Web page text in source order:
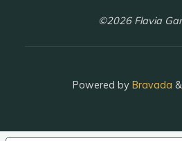
©2026 Flavia
Powered byBravada &